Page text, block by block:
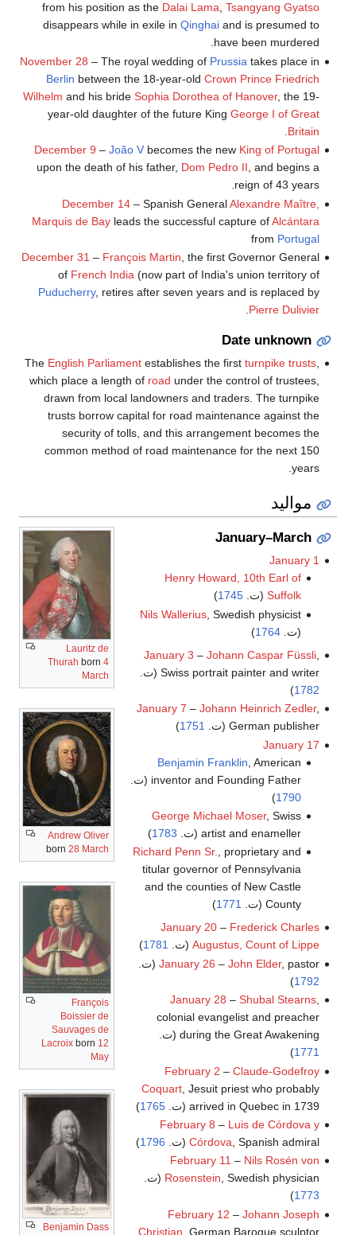
from his position as the Dalai Lama, Tsangyang Gyatso
disappears while in exile in Qinghaiand is presumed to
have been murdered.
November 28 – The royal wedding of Prussia takes place in
Berlin between the 18-year-old Crown Prince Friedrich
Wilhelm and his bride Sophia Dorothea of Hanover, the 19-
year-old daughter of the future King George I of Great
Britain
December 9 – João Vbecomes the new King of Portugal
upon the death of his father, Dom Pedro II , and begins a
reign of 43 years.
December 14– Spanish GeneralAlexandre Maître,
Marquis de Bayleads the successful capture ofAlcántara
from Portugal
December 31 – François Martin , the first Governor General
of French India (now part of India's union territory of
Puducherry, retires after seven years and is replaced by
Pierre Dulivier
Date unknown
The English Parliamentestablishes the first turnpike trusts,
which place a length of road under the control of trustees,
drawn from local landowners and traders. The turnpike
trusts borrow capital for road maintenance against the
security of tolls, and this arrangement becomes the
common method of road maintenance for the next 150
years.
مواليد
Lauritz de
Thurah born 4
March
Andrew Oliver
born 28 March
François
Boissier de
Sauvages de
Lacroix born 12
May
Benjamin Dass
January–March
January 1
Henry Howard, 10th Earl of
Suffolk(ت. 1745
)
Nils Wallerius , Swedish physicist
(ت. 1764
)
January 3 – Johann Caspar Füssli,
Swiss portrait painter and writer (ت.
1782
)
January 7 – Johann Heinrich Zedler,
German publisher (ت.
1751
)
January 17
Benjamin Franklin , American
inventor and Founding Father (ت.
1790
)
George Michael Moser, Swiss
artist and enameller (ت.
1783
)
Richard Penn Sr., proprietary and
titular governor of Pennsylvania
and the counties of New Castle
County (ت.
1771
)
January 20– Frederick Charles
Augustus, Count of Lippe (ت. 1781
)
January 26 – John Elder, pastor (ت.
1792
)
January 28 – Shubal Stearns,
colonial evangelist and preacher
during the Great Awakening (ت.
1771
)
February 2 – Claude-Godefroy
Coquart, Jesuit priest who probably
arrived in Quebec in 1739 (ت.
1765
)
February 8 – Luis de Córdova y
Córdova , Spanish admiral (ت. 1796
)
February 11 – Nils Rosén von
Rosenstein, Swedish physician (ت.
1773
)
February 12 – Johann Joseph
Christian , German Baroque sculptor